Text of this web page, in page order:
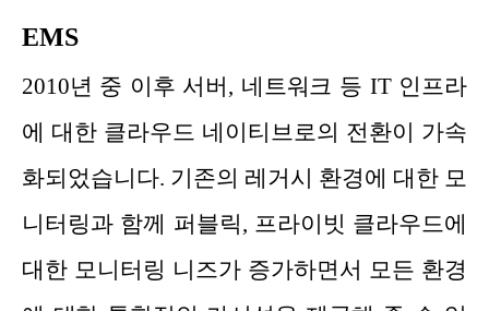
EMS
2010년 중 이후 서버, 네트워크 등 IT 인프라
에 대한 클라우드 네이티브로의 전환이 가속
화되었습니다. 기존의 레거시 환경에 대한 모
니터링과 함께 퍼블릭, 프라이빗 클라우드에
대한 모니터링 니즈가 증가하면서 모든 환경